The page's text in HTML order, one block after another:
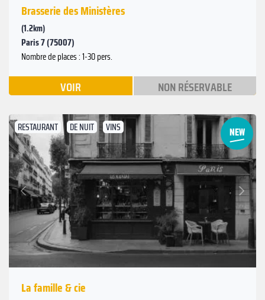
Brasserie des Ministères
(1.2km)
Paris 7 (75007)
Nombre de places : 1-30 pers.
VOIR NON RÉSERVABLE
RESTAURANT DE NUIT VINS
Précédent
Suivant
La famille & cie